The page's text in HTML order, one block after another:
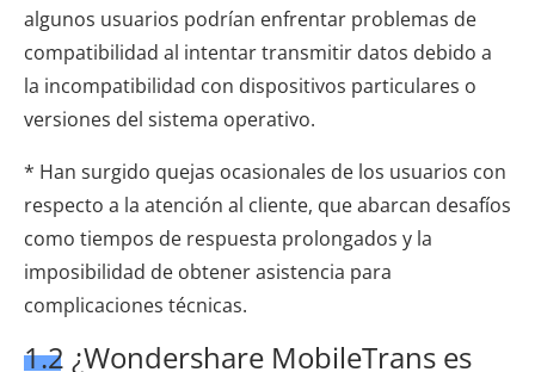
algunos usuarios podrían enfrentar problemas de
compatibilidad al intentar transmitir datos debido a
la incompatibilidad con dispositivos particulares o
versiones del sistema operativo.
* Han surgido quejas ocasionales de los usuarios con
respecto a la atención al cliente, que abarcan desafíos
como tiempos de respuesta prolongados y la
imposibilidad de obtener asistencia para
complicaciones técnicas.
1.2 ¿Wondershare MobileTrans es